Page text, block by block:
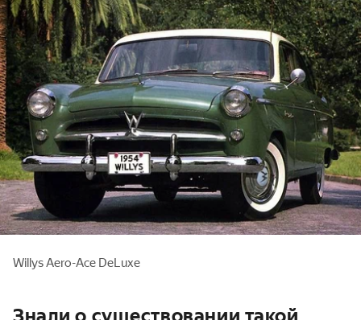
Willys Aero-Ace DeLuxe